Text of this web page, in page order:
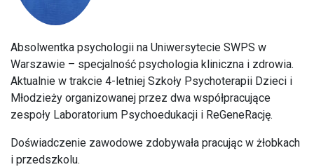
Absolwentka psychologii na Uniwersytecie SWPS w
Warszawie – specjalność psychologia kliniczna i zdrowia.
Aktualnie w trakcie 4-letniej Szkoły Psychoterapii Dzieci i
Młodzieży organizowanej przez dwa współpracujące
zespoły Laboratorium Psychoedukacji i ReGeneRację.
Doświadczenie zawodowe zdobywała pracując w żłobkach
i przedszkolu.